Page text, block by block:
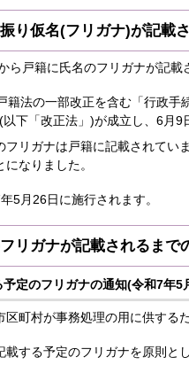
り仮名(フリガナ)が記載さ
戸籍に氏名のフリガナが記載
法の一部改正を含む「行政手
以下「改正法」)が成立し、6
リガナは戸籍に記載されてい
になりました。
5月26日に施行されます。
リガナが記載されるまで
予定のフリガナの通知(令和7年
町村が事務処理の用に供する
載する予定のフリガナを原則